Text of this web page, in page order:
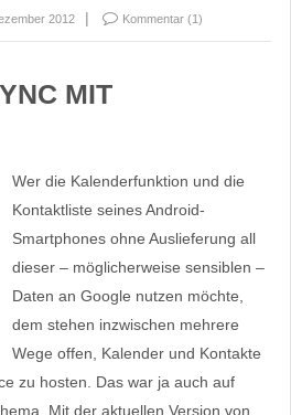
2012 Kommentar (1)
MIT
Wer die Kalenderfunktion und die
Kontaktliste seines Android-
Smartphones ohne Auslieferung all
dieser – möglicherweise sensiblen –
Daten an Google nutzen möchte,
dem stehen inzwischen mehrere
Wege offen, Kalender und Kontakte
zu hosten. Das war ja auch auf
Mit der aktuellen Version von